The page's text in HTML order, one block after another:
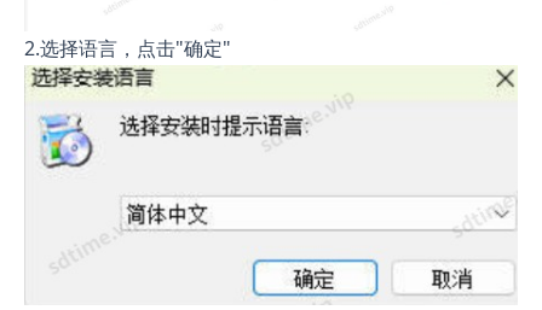
2.选择语言，点击"确定"